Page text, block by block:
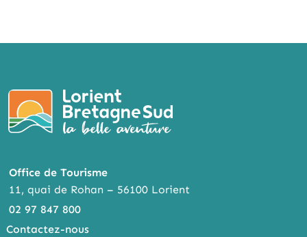
Office de Tourisme
11, quai de Rohan – 56100 Lorient
02 97 847 800
Contactez-nous